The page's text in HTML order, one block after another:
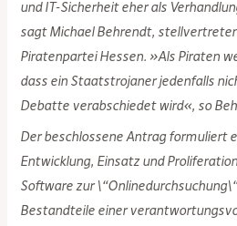
und IT-Sicherheit eher als
sagt Michael Behrendt,
Piratenpartei Hessen. »Als Piraten
dass ein Staatstrojaner jedenfalls
Debatte verabschiedet wird«, so
Der beschlossene Antrag formuliert
Entwicklung, Einsatz und
Software zur
Bestandteile einer